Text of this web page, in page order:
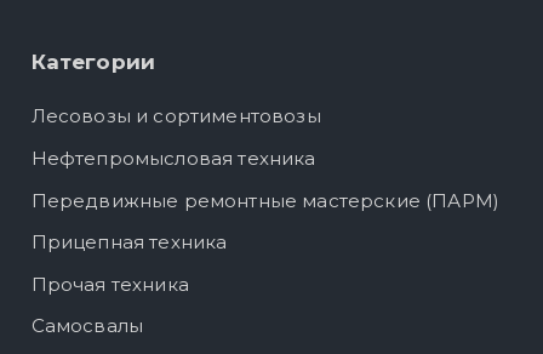
Категории
Лесовозы и сортиментовозы
Нефтепромысловая техника
Передвижные ремонтные мастерские (ПАРМ)
Прицепная техника
Прочая техника
Самосвалы